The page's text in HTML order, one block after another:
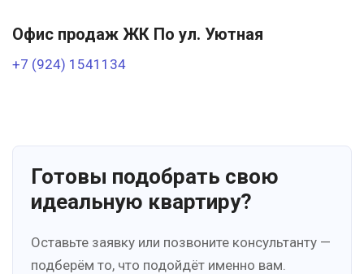
Офис продаж ЖК По ул. Уютная
+7 (924) 1541134
Готовы подобрать свою
идеальную квартиру?
Оставьте заявку или позвоните консультанту —
подберём то, что подойдёт именно вам.